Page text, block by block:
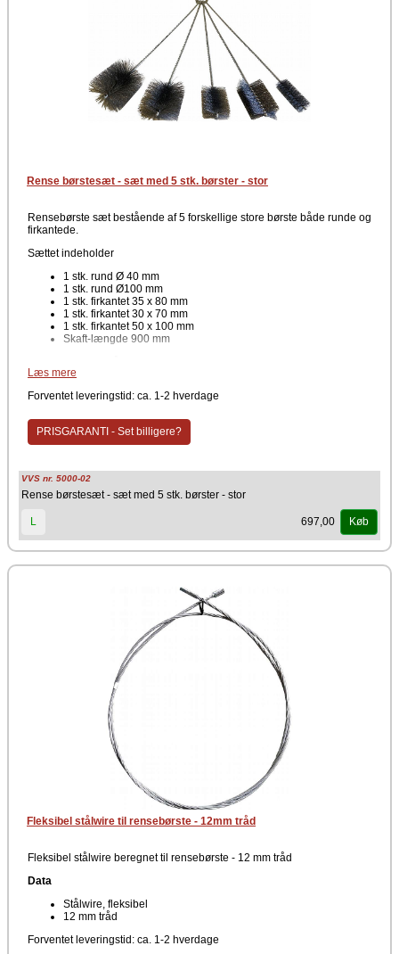
Rense børstesæt - sæt med 5 stk. børster - stor
Rensebørste sæt bestående af 5 forskellige store børste både runde og
firkantede.
Sættet indeholder
1 stk. rund Ø 40 mm
1 stk. rund Ø100 mm
1 stk. firkantet 35 x 80 mm
1 stk. firkantet 30 x 70 mm
1 stk. firkantet 50 x 100 mm
Skaft-længde 900 mm
er flere fordele ved at købe sætvis, både med hensyn til prisen men
Læs mere
Forventet leveringstid: ca. 1-2 hverdage
PRISGARANTI - Set billigere?
VVS nr. 5000-02
Rense børstesæt - sæt med 5 stk. børster - stor
L 697,00 Køb
Fleksibel stålwire til rensebørste - 12mm tråd
Fleksibel stålwire beregnet til rensebørste - 12 mm tråd
Data
Stålwire, fleksibel
12 mm tråd
Forventet leveringstid: ca. 1-2 hverdage